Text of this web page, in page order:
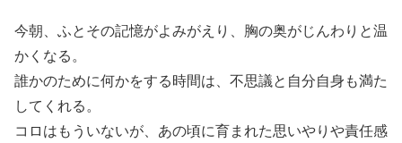
今朝、ふとその記憶がよみがえり、胸の奥がじんわりと温
かくなる。
誰かのために何かをする時間は、不思議と自分自身も満た
してくれる。
コロはもういないが、あの頃に育まれた思いやりや責任感